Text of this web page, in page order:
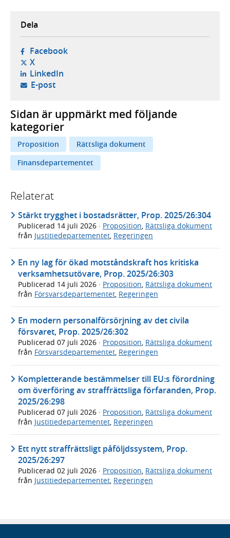
Dela
Facebook- öppnas i ny flik, extern webbplats,
X- öppnas i ny flik, extern webbplats,
LinkedIn- öppnas i ny flik, extern webbplats,
E-post- öppnar din e-postklient,
Sidan är uppmärkt med följande
kategorier
Proposition
Rättsliga dokument
Finansdepartementet
Relaterat
Stärkt trygghet i bostadsrätter, Prop. 2025/26:304
Publicerad 14 juli 2026 · Proposition, Rättsliga dokument
från Justitiedepartementet, Regeringen
En ny lag för ökad motståndskraft hos kritiska
verksamhetsutövare, Prop. 2025/26:303
Publicerad 14 juli 2026 · Proposition Rättsliga dokument
från Försvarsdepartementet Regeringen
En modern personalförsörjning av det civila
försvaret, Prop. 2025/26:302
Publicerad 07 juli 2026 · Proposition, Rättsliga dokument
från Försvarsdepartementet, Regeringen
Kompletterande bestämmelser till EU:s förordning
om överföring av straffrättsliga förfaranden, Prop.
2025/26:298
Publicerad 07 juli 2026 · Proposition, Rättsliga dokument
från Justitiedepartementet, Regeringen
Ett nytt straffrättsligt påföljdssystem, Prop.
2025/26:297
Publicerad 02 juli 2026 · Proposition Rättsliga dokument
från Justitiedepartementet Regeringen